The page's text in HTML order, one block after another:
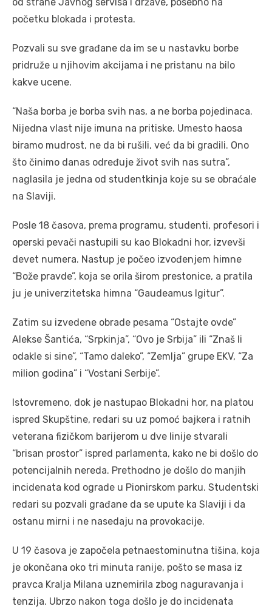
od strane Javnog servisa i države, posebno na
početku blokada i protesta.
Pozvali su sve građane da im se u nastavku borbe
pridruže u njihovim akcijama i ne pristanu na bilo
kakve ucene.
“Naša borba je borba svih nas, a ne borba pojedinaca.
Nijedna vlast nije imuna na pritiske. Umesto haosa
biramo mudrost, ne da bi rušili, već da bi gradili. Ono
što činimo danas određuje život svih nas sutra”,
naglasila je jedna od studentkinja koje su se obraćale
na Slaviji.
Posle 18 časova, prema programu, studenti, profesori i
operski pevači nastupili su kao Blokadni hor, izvevši
devet numera. Nastup je počeo izvođenjem himne
“Bože pravde”, koja se orila širom prestonice, a pratila
ju je univerzitetska himna “Gaudeamus Igitur”.
Zatim su izvedene obrade pesama “Ostajte ovde”
Alekse Šantića, “Srpkinja”, “Ovo je Srbija” ili “Znaš li
odakle si sine”, “Tamo daleko”, “Zemlja” grupe EKV, “Za
milion godina” i “Vostani Serbije”.
Istovremeno, dok je nastupao Blokadni hor, na platou
ispred Skupštine, redari su uz pomoć bajkera i ratnih
veterana fizičkom barijerom u dve linije stvarali
“brisan prostor” ispred parlamenta, kako ne bi došlo do
potencijalnih nereda. Prethodno je došlo do manjih
incidenata kod ograde u Pionirskom parku. Studentski
redari su pozvali građane da se upute ka Slaviji i da
ostanu mirni i ne nasedaju na provokacije.
U 19 časova je započela petnaestominutna tišina, koja
je okončana oko tri minuta ranije, pošto se masa iz
pravca Kralja Milana uznemirila zbog naguravanja i
tenzija. Ubrzo nakon toga došlo je do incidenata